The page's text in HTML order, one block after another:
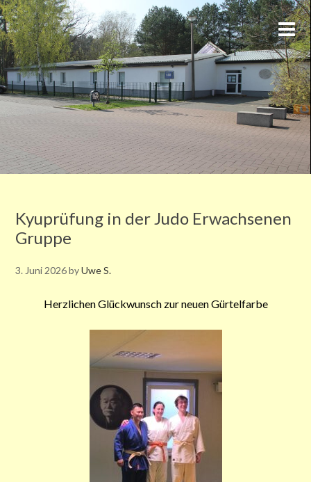
Kyuprüfung in der Judo Erwachsenen
Gruppe
3. Juni 2026byUwe S.
Herzlichen Glückwunsch zur neuen Gürtelfarbe